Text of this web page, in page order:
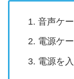
音声ケ
電源ケ
電源を